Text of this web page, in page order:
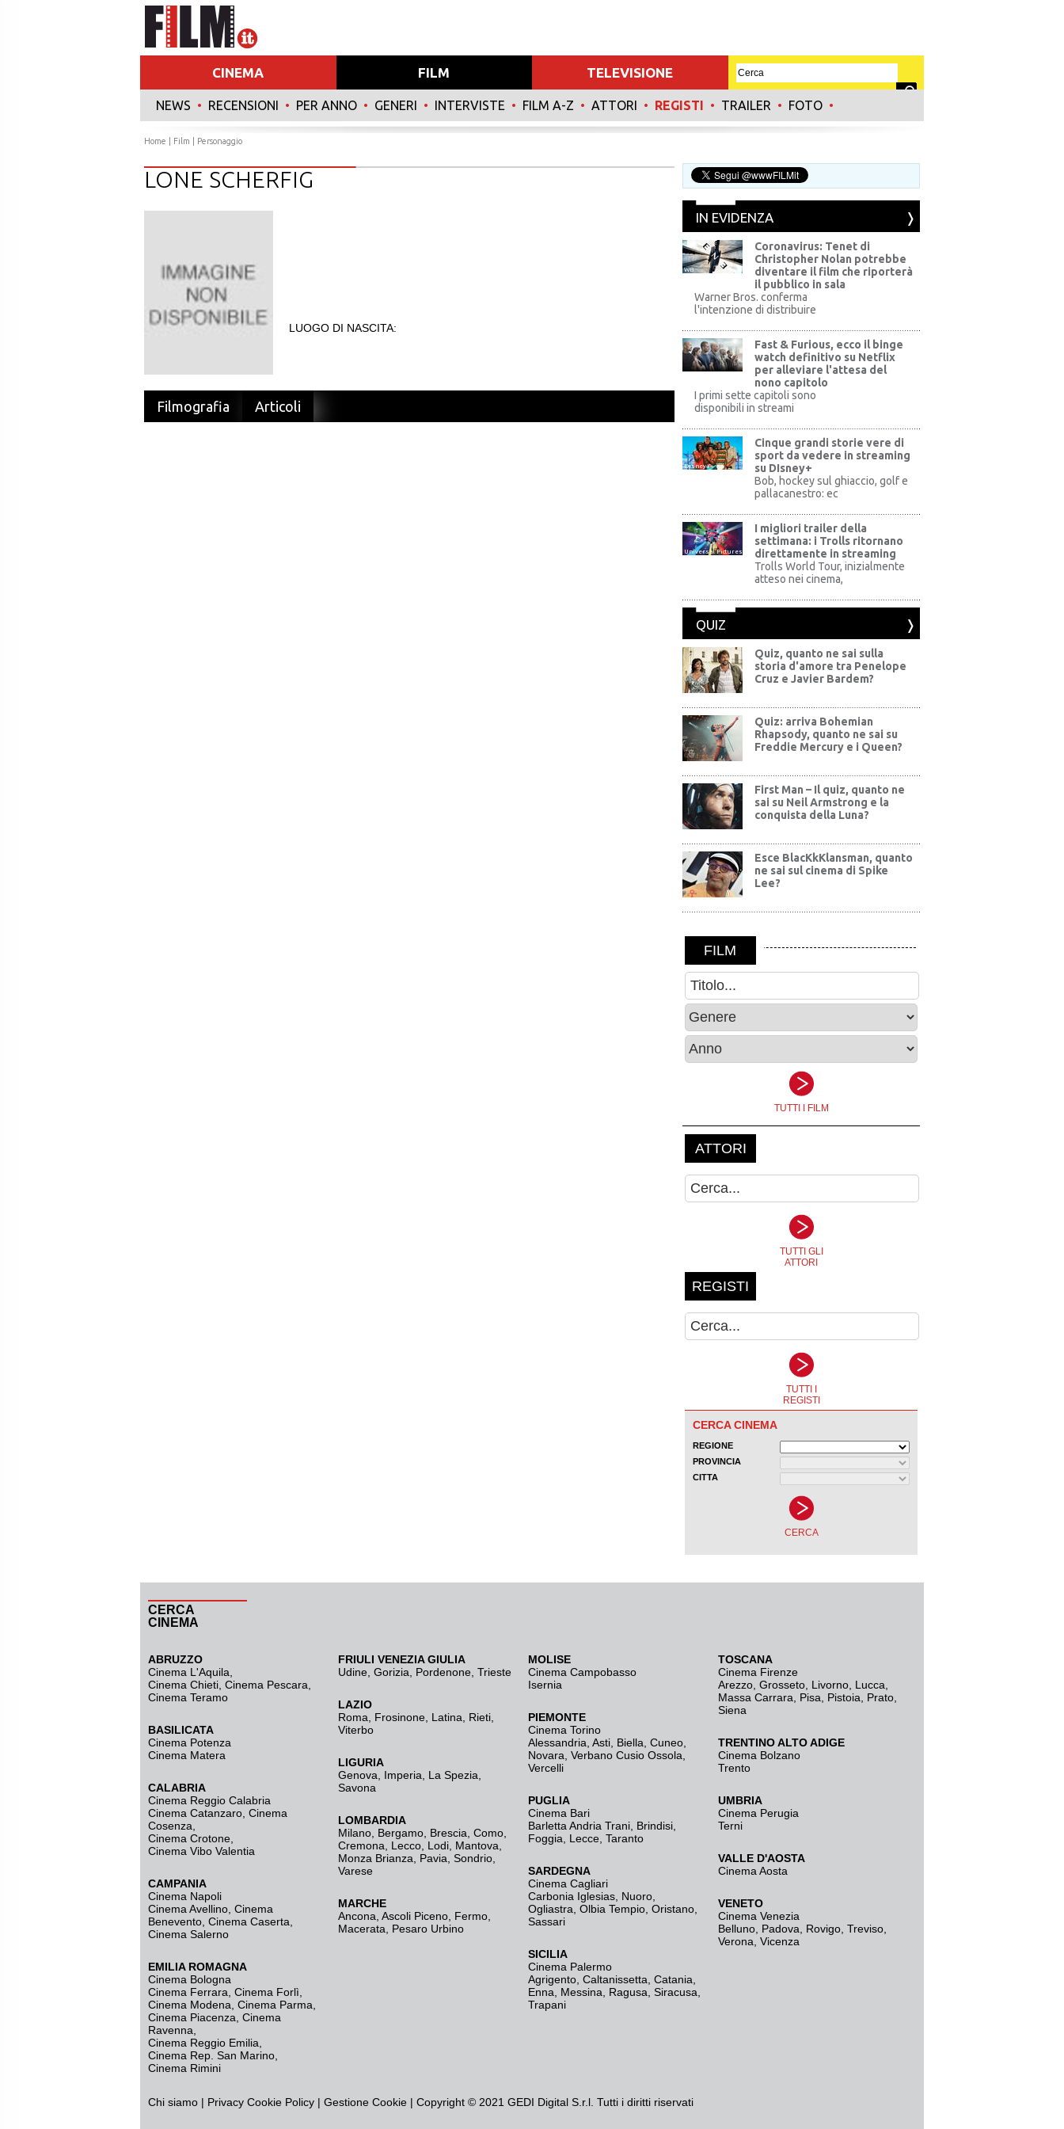
CINEMA FILM TELEVISIONE
NEWS • RECENSIONI • PER ANNO • GENERI • INTERVISTE • FILM A-Z • ATTORI • REGISTI • TRAILER • FOTO •
Home Film | Personaggio
LONE SCHERFIG
LUOGO DI NASCITA:
Filmografia Articoli
IN EVIDENZA
WB
Coronavirus: Tenet di
Christopher Nolan potrebbe
diventare il film che riporterà
il pubblico in sala
Warner Bros. conferma
l'intenzione di distribuire
Fast & Furious, ecco il binge
watch definitivo su Netflix
per alleviare l'attesa del
nono capitolo
I primi sette capitoli sono
disponibili in streami
Disney+
Cinque grandi storie vere di
sport da vedere in streaming
su DIsney+
Bob, hockey sul ghiaccio, golf e
pallacanestro: ec
Universal Pictures
I migliori trailer della
settimana: i Trolls ritornano
direttamente in streaming
Trolls World Tour, inizialmente
atteso nei cinema,
QUIZ
Quiz, quanto ne sai sulla
storia d'amore tra Penelope
Cruz e Javier Bardem?
Quiz: arriva Bohemian
Rhapsody, quanto ne sai su
Freddie Mercury e i Queen?
First Man – Il quiz, quanto ne
sai su Neil Armstrong e la
conquista della Luna?
Esce BlacKkKlansman, quanto
ne sai sul cinema di Spike
Lee?
CERCA
CINEMA
ABRUZZO
Cinema L'Aquila
Cinema Chieti, Cinema Pescara,
Cinema Teramo
BASILICATA
Cinema Potenza
Cinema Matera
CALABRIA
Cinema Reggio Calabria
Cinema Catanzaro Cinema
Cosenza
Cinema Crotone
Cinema Vibo Valentia
CAMPANIA
Cinema Napoli
Cinema Avellino Cinema
Benevento Cinema Caserta
Cinema Salerno
EMILIA ROMAGNA
Cinema Bologna
Cinema Ferrara Cinema Forlì
Cinema Modena Cinema Parma
Cinema Piacenza Cinema
Ravenna
Cinema Reggio Emilia
Cinema Rep. San Marino
Cinema Rimini
FRIULI VENEZIA GIULIA
Udine Gorizia Pordenone Trieste
LAZIO
Roma
Frosinone Latina Rieti
Viterbo
LIGURIA
Genova
Imperia La Spezia
Savona
LOMBARDIA
Milano Bergamo Brescia, Como
Cremona
Lecco Lodi Mantova
Monza Brianza
Pavia Sondrio
Varese
MARCHE
Ancona Ascoli Piceno Fermo
Macerata
Pesaro Urbino
MOLISE
Cinema Campobasso
Isernia
PIEMONTE
Cinema Torino
Alessandria Asti Biella Cuneo
Novara Verbano Cusio Ossola
Vercelli
PUGLIA
Cinema Bari
Barletta Andria Trani Brindisi
Foggia
Lecce Taranto
SARDEGNA
Cinema Cagliari
Carbonia Iglesias Nuoro
Ogliastra Olbia Tempio Oristano
Sassari
SICILIA
Cinema Palermo
Agrigento Caltanissetta Catania
Enna
Messina Ragusa Siracusa
Trapani
TOSCANA
Cinema Firenze
Arezzo Grosseto Livorno Lucca
Massa Carrara
Pisa Pistoia Prato
Siena
TRENTINO ALTO ADIGE
Cinema Bolzano
Trento
UMBRIA
Cinema Perugia
Terni
VALLE D'AOSTA
Cinema Aosta
VENETO
Cinema Venezia
Belluno Padova Rovigo Treviso
Verona Vicenza
Chi siamo | Privacy Cookie Policy | Gestione Cookie | Copyright © 2021 GEDI Digital S.r.l. Tutti i diritti riservati